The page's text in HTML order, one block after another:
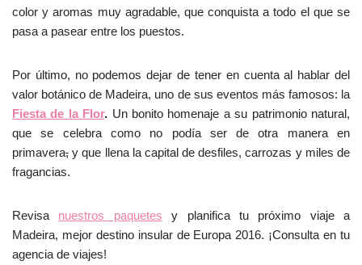
color y aromas muy agradable, que conquista a todo el que se
pasa a pasear entre los puestos.
Por último, no podemos dejar de tener en cuenta al hablar del
valor botánico de Madeira, uno de sus eventos más famosos: la
Fiesta de la Flor. Un bonito homenaje a su patrimonio natural,
que se celebra como no podía ser de otra manera en
primavera, y que llena la capital de desfiles, carrozas y miles de
fragancias.
Revisa nuestros paquetes y planifica tu próximo viaje a
Madeira, mejor destino insular de Europa 2016. ¡Consulta en tu
agencia de viajes!